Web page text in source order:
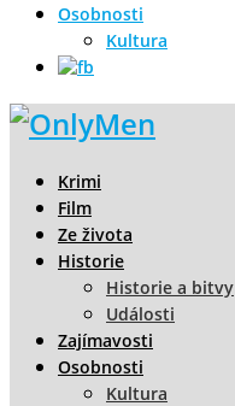
Osobnosti
Kultura
Krimi
Film
Ze života
Historie
Historie a bitvy
Události
Zajímavosti
Osobnosti
Kultura